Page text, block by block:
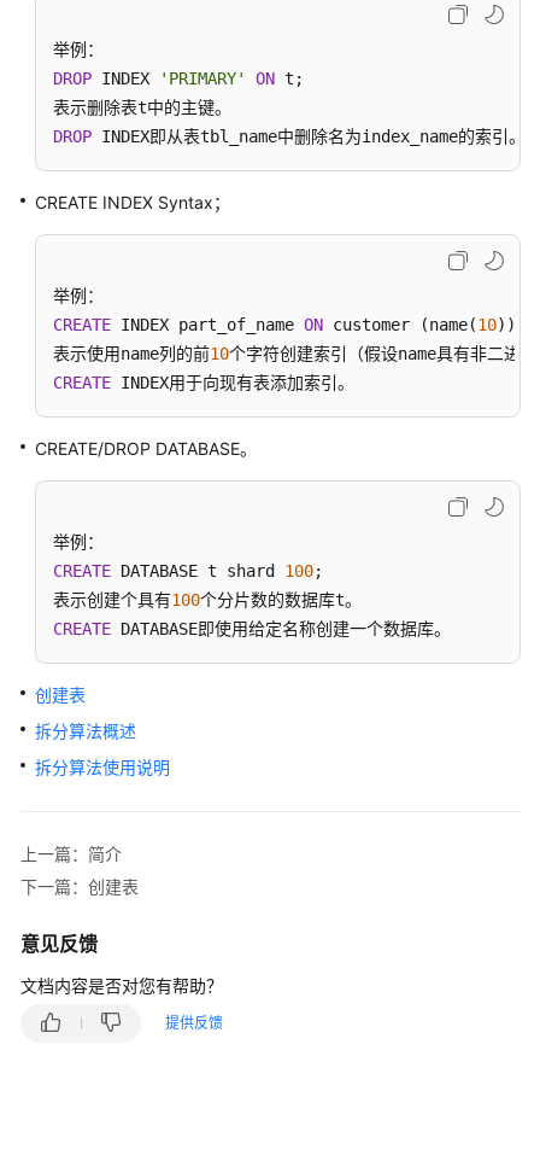
见
问
题
实
践
API
参
考
考
能
白
皮
书
多
文
档
指
南
布
比
DROP INDEX 'PRIMARY' ON t;
DROP INDEX即从表tbl_name中删除名为index_name的索引。
CREATE INDEX Syntax；
CREATE INDEX part_of_name ON customer (name(10));
表示使用name列的前10
CREATE INDEX用于向现有表添加索引。
CREATE/DROP DATABASE。
CREATE DATABASE t shard 100;
表示创建个具有100
CREATE DATABASE即使用给定名称创建一个数据库。
创建表
拆分算法概述
拆分算法使用说明
上一篇：简介
下一篇：创建表
意见反馈
文档内容是否对您有帮助？
提供反馈